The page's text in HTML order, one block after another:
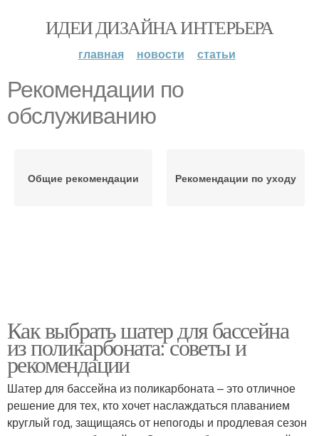
ИДЕИ ДИЗАЙНА ИНТЕРЬЕРА
главная новости статьи
Рекомендации по
обслуживанию
Общие рекомендации Рекомендации по уходу
Как выбрать шатер для бассейна
из поликарбоната: советы и
рекомендации
Шатер для бассейна из поликарбоната – это отличное
решение для тех, кто хочет наслаждаться плаванием
круглый год, защищаясь от непогоды и продлевая сезон